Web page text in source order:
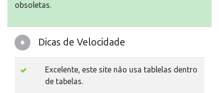
obsoletas.
Dicas de Velocidade
Excelente, este site não usa tablelas dentro
de tabelas.